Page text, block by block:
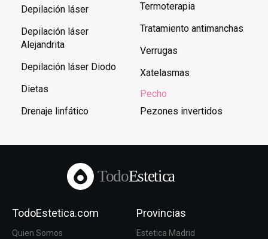
Depilación láser
Depilación láser
Alejandrita
Depilación láser Diodo
Dietas
Drenaje linfático
Termoterapia
Tratamiento antimanchas
Verrugas
Xatelasmas
Pecho
Pezones invertidos
TodoEstetica
TodoEstetica.com
Quien Somos
Provincias
Estetica Madrid